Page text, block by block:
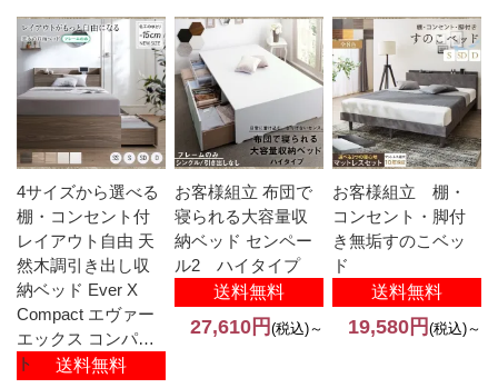
4サイズから選べる
棚・コンセント付
レイアウト自由 天
然木調引き出し収
納ベッド Ever X
Compact エヴァー
エックス コンパク
送料無料
お客様組立 布団で
寝られる大容量収
納ベッド センペー
送料無料
27,610円 (税込)～
お客様組立 棚・
コンセント・脚付
き無垢すのこベッ
送料無料
19,580円 (税込)～